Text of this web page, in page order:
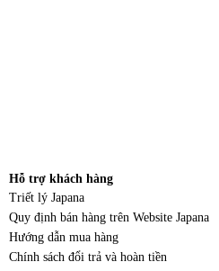
Hỗ trợ khách hàng
Triết lý Japana
Quy định bán hàng trên Website Japana
Hướng dẫn mua hàng
Chính sách đổi trả và hoàn tiền